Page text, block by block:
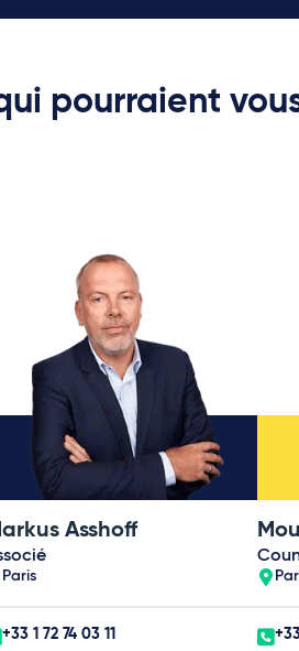
pourraient
Asshoff
Paris
+33 1 72 74 03 11